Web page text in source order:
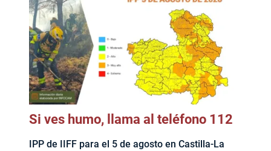
Si ves humo, llama al teléfono 112
IPP de IIFF para el 5 de agosto en Castilla-La